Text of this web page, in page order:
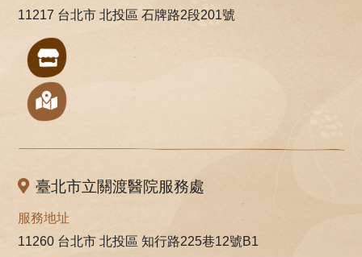
11217 台北市 北投區 石牌路2段201號
臺北市立關渡醫院服務處
服務地址
11260 台北市 北投區 知行路225巷12號B1